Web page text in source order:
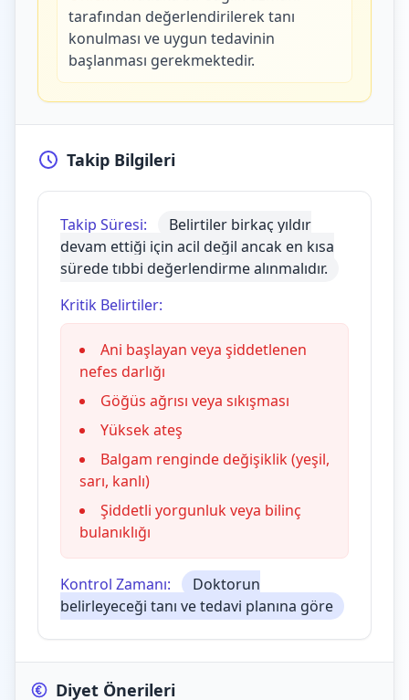
tarafından değerlendirilerek tanı
konulması ve uygun tedavinin
başlanması gerekmektedir.
Takip Bilgileri
Takip Süresi:
Belirtiler birkaç yıldır
devam ettiği için acil değil ancak en kısa
sürede tıbbi değerlendirme alınmalıdır.
Kritik Belirtiler:
Ani başlayan veya şiddetlenen
nefes darlığı
Göğüs ağrısı veya sıkışması
Yüksek ateş
Balgam renginde değişiklik (yeşil,
sarı, kanlı)
Şiddetli yorgunluk veya bilinç
bulanıklığı
Kontrol Zamanı:
Doktorun
belirleyeceği tanı ve tedavi planına göre
Diyet Önerileri